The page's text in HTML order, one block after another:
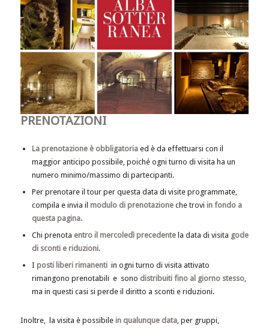
PRENOTAZIONI
La prenotazione è obbligatoriaed è da effettuarsi con il
maggior anticipo possibile, poiché ogni turno di visita ha un
numero minimo/massimo di partecipanti.
Per prenotare il tour per questa data di visite programmate,
compila e invia ilmodulo di prenotazione che troviin fondo a
questa pagina.
Chi prenota entro il mercoledì precedente la data di visita gode
di sconti e riduzioni.
I posti liberi rimanenti in ogni turno di visita attivato
rimangono prenotabili e sono distribuiti fino al giorno stesso,
ma in questi casi si perde il diritto a sconti e riduzioni.
Inoltre, la visita è possibilein qualunque data, per gruppi,